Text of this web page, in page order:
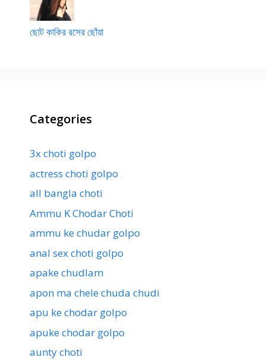
ছোট কাকির রসের ছোঁয়া
Categories
3x choti golpo
actress choti golpo
all bangla choti
Ammu K Chodar Choti
ammu ke chudar golpo
anal sex choti golpo
apake chudlam
apon ma chele chuda chudi
apu ke chodar golpo
apuke chodar golpo
aunty choti